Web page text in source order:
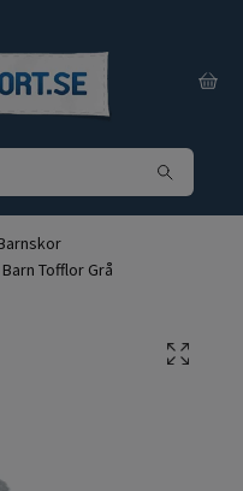
Tofflor Grå